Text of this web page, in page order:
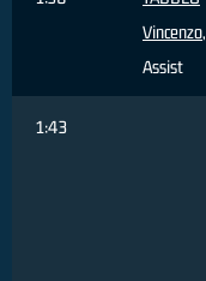
Vincenzo,
Assist
1:43